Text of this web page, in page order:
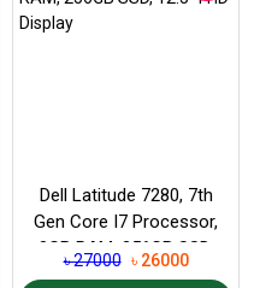
Dell Latitude 7280, 7th
Gen Core I7 Processor,
8GB RAM, 256GB SSD,
12.5″ FHD Dis...
৳ 27000 ৳ 26000